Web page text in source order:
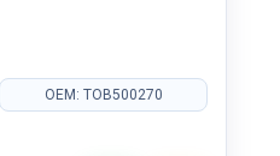
OEM: TOB500270